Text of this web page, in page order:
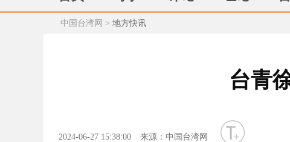
中国台湾网 > 地方快讯
台青
2024-06-27 15:38:00 来源：中国台湾网
字号